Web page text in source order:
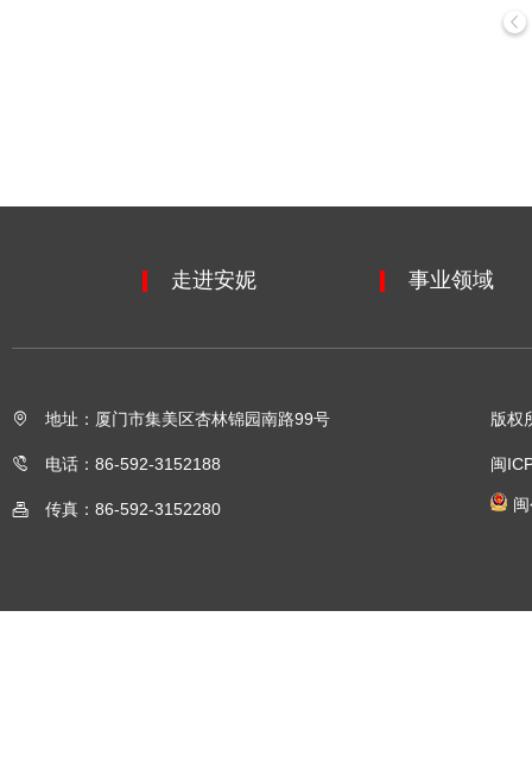
走进安妮 事业领域
地址：厦门市集美区杏林锦园南路99号
电话：86-592-3152188
传真：86-592-3152280
版权
闽